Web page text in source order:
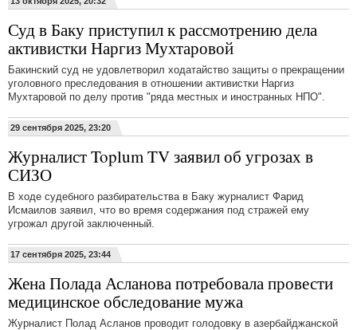
Суд в Баку приступил к рассмотрению дела
активистки Наргиз Мухтаровой
Бакинский суд не удовлетворил ходатайство защиты о прекращении
уголовного преследования в отношении активистки Наргиз
Мухтаровой по делу против "ряда местных и иностранных НПО".
29 сентября 2025, 23:20
Журналист Toplum TV заявил об угрозах в
СИЗО
В ходе судебного разбирательства в Баку журналист Фарид
Исмаилов заявил, что во время содержания под стражей ему
угрожал другой заключенный.
17 сентября 2025, 23:44
Жена Полада Асланова потребовала провести
медицинское обследование мужа
Журналист Полад Асланов проводит голодовку в азербайджанской